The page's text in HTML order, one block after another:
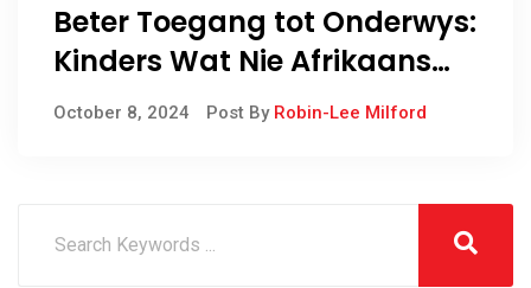
Beter Toegang tot Onderwys:
Kinders Wat Nie Afrikaans
Verstaan Nie Mag Nie
October 8, 2024 Post By Robin-Lee Milford